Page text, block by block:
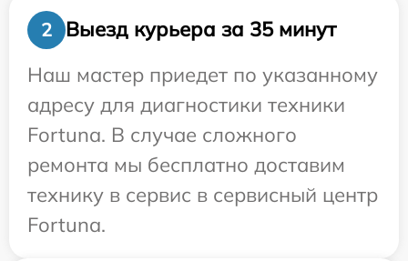
2
Выезд курьера за 35 минут
Наш мастер приедет по указанному
адресу для диагностики техники
Fortuna. В случае сложного
ремонта мы бесплатно доставим
технику в сервис в сервисный центр
Fortuna.